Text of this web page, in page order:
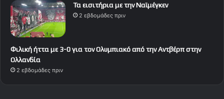
Τα εισιτήρια με την Ναϊμέγκεν
2 εβδομάδες πριν
Φιλική ήττα με 3-0 για τον Ολυμπιακό από την Αντβέρπ στην
Ολλανδία
2 εβδομάδες πριν